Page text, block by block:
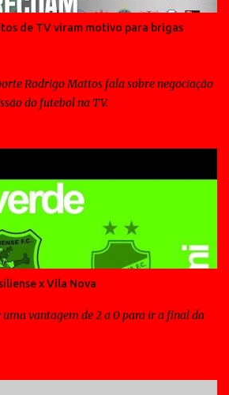
de TV viram motivo para brigas
Rodrigo Mattos fala sobre negociação
do futebol na TV.
x Vila Nova
vantagem de 2 a 0 para ir a final da